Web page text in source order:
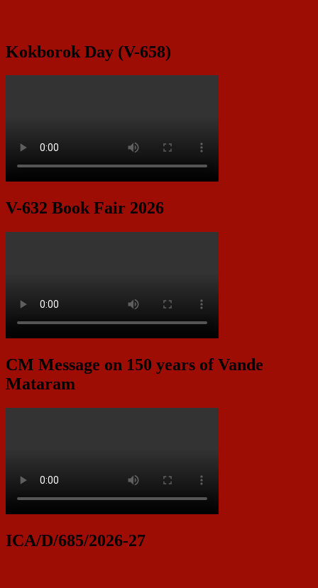
Kokborok Day (V-658)
V-632 Book Fair 2026
CM Message on 150 years of Vande
Mataram
ICA/D/685/2026-27